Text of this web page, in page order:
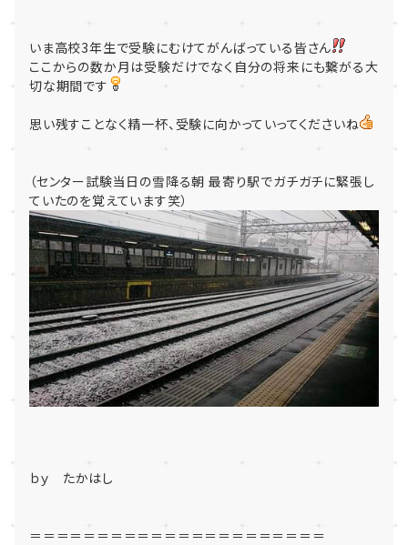
いま高校3年生で受験にむけてがんばっている皆さん
ここからの数か月は受験だけでなく自分の将来にも繋がる大
切な期間です
思い残すことなく精一杯、受験に向かっていってくださいね
（センター試験当日の雪降る朝 最寄り駅でガチガチに緊張し
ていたのを覚えています笑）
ｂｙ たかはし
＝＝＝＝＝＝＝＝＝＝＝＝＝＝＝＝＝＝＝＝＝＝